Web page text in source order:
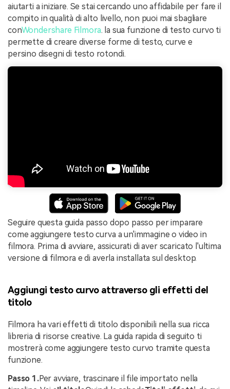
aiutarti a iniziare. Se stai cercando uno affidabile per fare il
compito in qualità di alto livello, non puoi mai sbagliare
conWondershare Filmora. la sua funzione di testo curvo ti
permette di creare diverse forme di testo, curve e
persino disegni di testo rotondi.
Seguire questa guida passo dopo passo per imparare
come aggiungere testo curva a un'immagine o video in
filmora. Prima di avviare, assicurati di aver scaricato l'ultima
versione di filmora e di averla installata sul desktop.
Aggiungi testo curvo attraverso gli effetti del
titolo
Filmora ha vari effetti di titolo disponibili nella sua ricca
libreria di risorse creative. La guida rapida di seguito ti
mostrerà come aggiungere testo curvo tramite questa
funzione.
Passo 1.Per avviare, trascinare il file importato nella